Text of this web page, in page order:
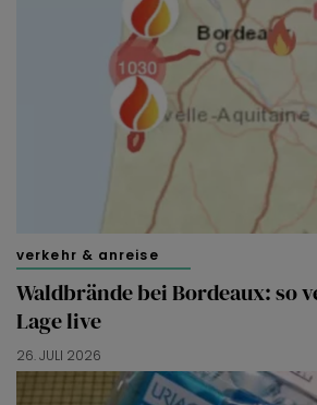
verkehr & anreise
Waldbrände bei Bordeaux: so
Lage live
26. JULI 2026